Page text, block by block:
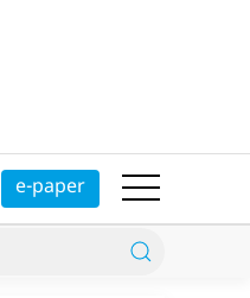
e-paper